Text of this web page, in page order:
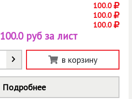
100.0
100.0
100.0
100.0 руб за лист
в корзину
Подробнее